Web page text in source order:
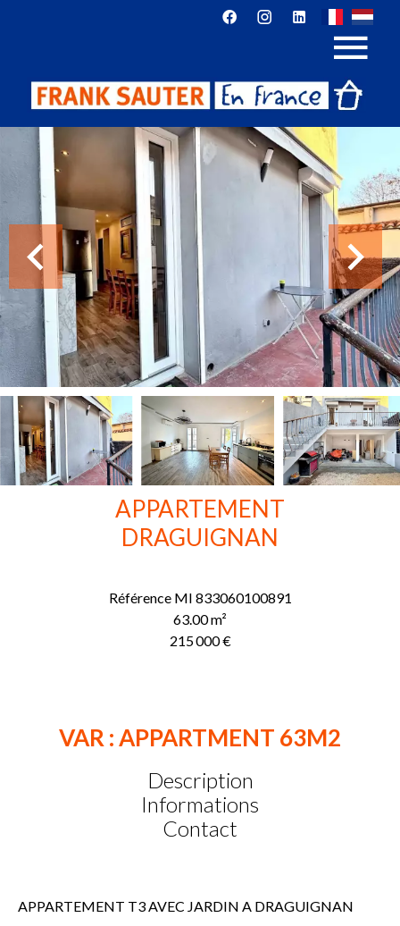
APPARTEMENT
DRAGUIGNAN
RéférenceMI 833060100891
63.00m²
215 000 €
VAR : APPARTMENT 63M2
Description
Informations
Contact
APPARTEMENT T3 AVEC JARDIN A DRAGUIGNAN